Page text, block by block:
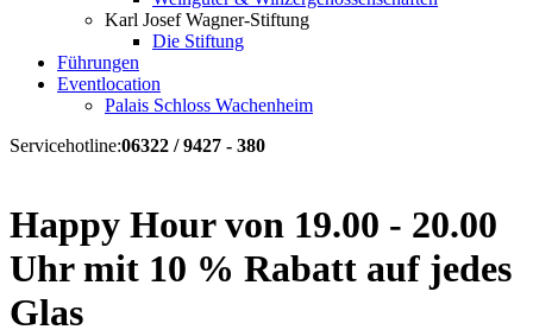
Karl Josef Wagner-Stiftung
Die Stiftung
Führungen
Eventlocation
Palais Schloss Wachenheim
Servicehotline:06322 / 9427 - 380
Happy Hour von 19.00 - 20.00
Uhr mit 10 % Rabatt auf jedes
Glas